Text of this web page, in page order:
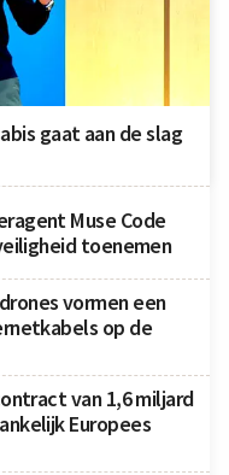
gaat aan de slag
Muse Code
toenemen
vormen een
op de
van 1,6 miljard
Europees